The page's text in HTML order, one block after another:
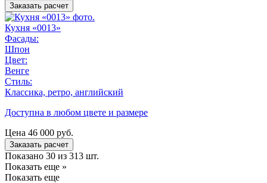
Заказать расчет
Кухня «0013»
Фасады:
Шпон
Цвет:
Венге
Стиль:
Классика, ретро, английский
Доступна в любом цвете и размере
Цена 46 000 руб.
Заказать расчет
Показано 30 из 313 шт.
Показать еще »
Показать еще